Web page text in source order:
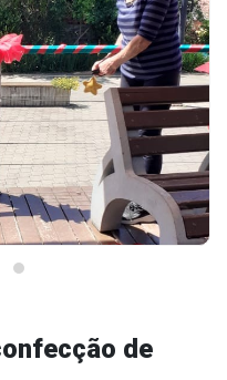
de